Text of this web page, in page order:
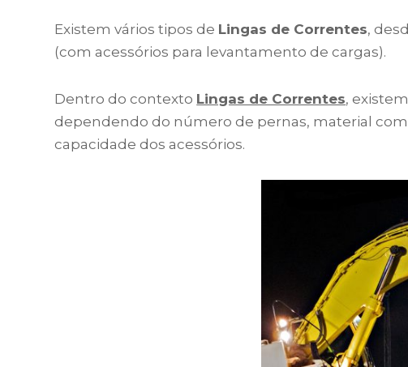
Existem vários tipos de Lingas de Correntes,
(com acessórios para levantamento de cargas).
Dentro do contexto Lingas de Correntes,
dependendo do número de pernas, material
capacidade dos acessórios.